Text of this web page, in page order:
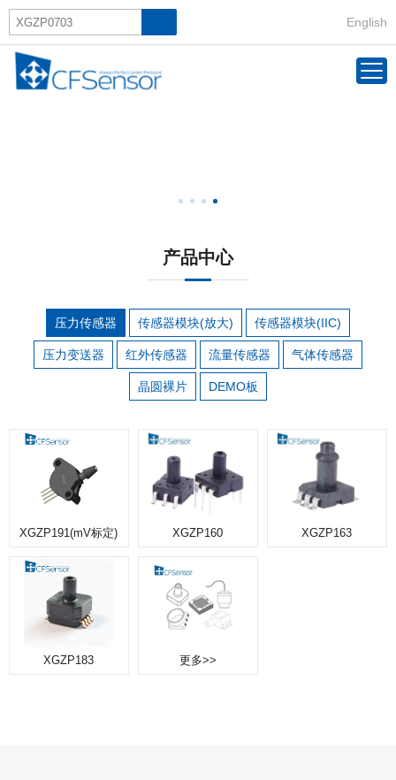
English
产品中心
压力传感器 传感器模块(放大) 传感器模块(IIC)
压力变送器 红外传感器 流量传感器 气体传感器
晶圆裸片 DEMO板
XGZP191(mV标定) XGZP160 XGZP163
XGZP183 更多>>
XGZP6847A XGZP6849A XGZP6857A
XGZP6859A 更多>>
XGZP6817D XGZP6819D XGZP6827D
XGZP6899D 更多>>
XGZP6161D(比例电压)
更多>>
XGZT263热电堆传感器 更多>>
XGZF3000流量传感器
更多>>
XGZG360 CO2传感器(单通道)
更多>>
XGZP0703(绝压) XGZP2004 XGZP2604
XGZP2406 更多>>
E6897D测试评估板 更多>>